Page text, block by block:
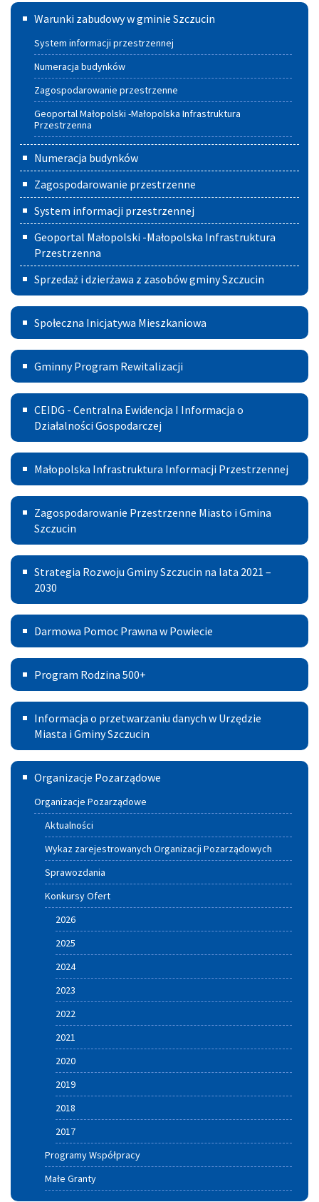
Warunki
zabudowy
Gminie
Szczucin
Warunki zabudowy w gminie Szczucin
System informacji przestrzennej
Numeracja budynków
Zagospodarowanie przestrzenne
Geoportal Małopolski -Małopolska Infrastruktura
Przestrzenna
Numeracja budynków
Zagospodarowanie przestrzenne
System informacji przestrzennej
Geoportal Małopolski -Małopolska Infrastruktura
Przestrzenna
Sprzedaż i dzierżawa z zasobów gminy Szczucin
Społeczna
Inicjatywa
Mieszkaniowa
Społeczna Inicjatywa Mieszkaniowa
Gminny
Program
Rewitalizacji
Gminny Program Rewitalizacji
Centralna
Ewidencja
I
Informacja
o
Działalności
Gospodarczej
CEIDG - Centralna Ewidencja I Informacja o
Działalności Gospodarczej
Małopolska
Infrastruktura
Informacji
Przestrzennej
Małopolska Infrastruktura Informacji Przestrzennej
Zagospodarowanie
Przestrzenne
Miasto
Zagospodarowanie Przestrzenne Miasto i Gmina
Szczucin
Strategia
Rozwoju
Gminy
Szczucin
na
lata
2021
–
2030
Strategia Rozwoju Gminy Szczucin na lata 2021 –
2030
Darmowa
Pomoc
Prawna
w
Powiecie
Darmowa Pomoc Prawna w Powiecie
Program
Rodzina
500+
Program Rodzina 500+
Informacja
przetwarzaniu
danych
Urzędzie
Miasta
Gminy
Szczucin
Informacja o przetwarzaniu danych w Urzędzie
Miasta i Gminy Szczucin
Szczuciński
Portal
Aktywnych
Organizacje Pozarządowe
Organizacje Pozarządowe
Aktualności
Wykaz zarejestrowanych Organizacji Pozarządowych
Sprawozdania
Konkursy Ofert
2026
2025
2024
2023
2022
2021
2020
2019
2018
2017
Programy Współpracy
Małe Granty